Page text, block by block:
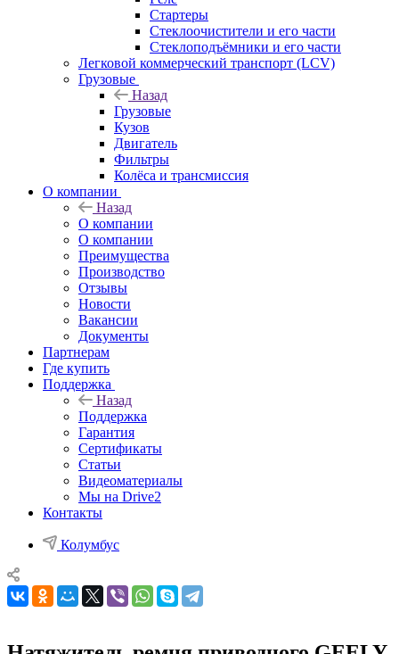
Стартеры
Стеклоочистители и его части
Стеклоподъёмники и его части
Легковой коммерческий транспорт (LCV)
Грузовые
Назад
Грузовые
Кузов
Двигатель
Фильтры
Колёса и трансмиссия
О компании
Назад
О компании
О компании
Преимущества
Производство
Отзывы
Новости
Вакансии
Документы
Партнерам
Где купить
Поддержка
Назад
Поддержка
Гарантия
Сертификаты
Статьи
Видеоматериалы
Мы на Drive2
Контакты
Колумбус